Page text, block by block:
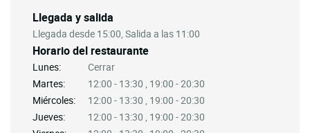
Llegada y salida
Llegada desde 15:00, Salida a las 11:00
Horario del restaurante
Lunes:
Cerrar
Martes:
12:00 - 13:30 , 19:00 - 20:30
Miércoles:
12:00 - 13:30 , 19:00 - 20:30
Jueves:
12:00 - 13:30 , 19:00 - 20:30